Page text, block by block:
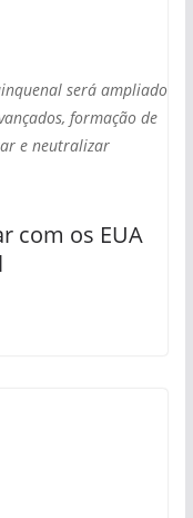
será ampliado
formação de
e neutralizar
com os EUA